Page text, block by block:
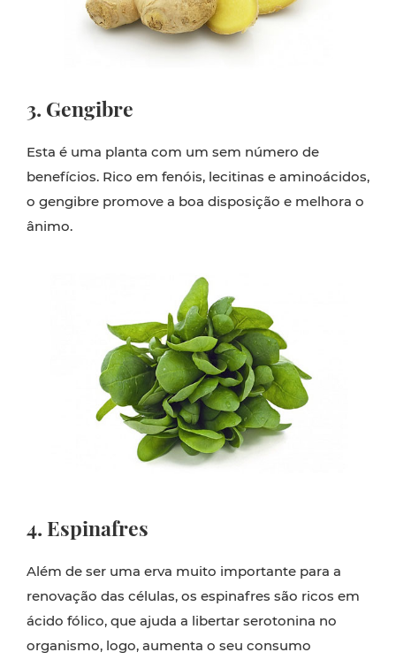
3. Gengibre
Esta é uma planta com um sem número de
benefícios. Rico em fenóis, lecitinas e aminoácidos,
o gengibre promove a boa disposição e melhora o
ânimo.
4. Espinafres
Além de ser uma erva muito importante para a
renovação das células, os espinafres são ricos em
ácido fólico, que ajuda a libertar serotonina no
organismo, logo, aumenta o seu consumo